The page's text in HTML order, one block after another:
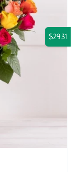
$29.31